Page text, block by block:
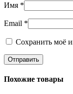
Имя *
Email *
Сохранить моё
Похожие товары